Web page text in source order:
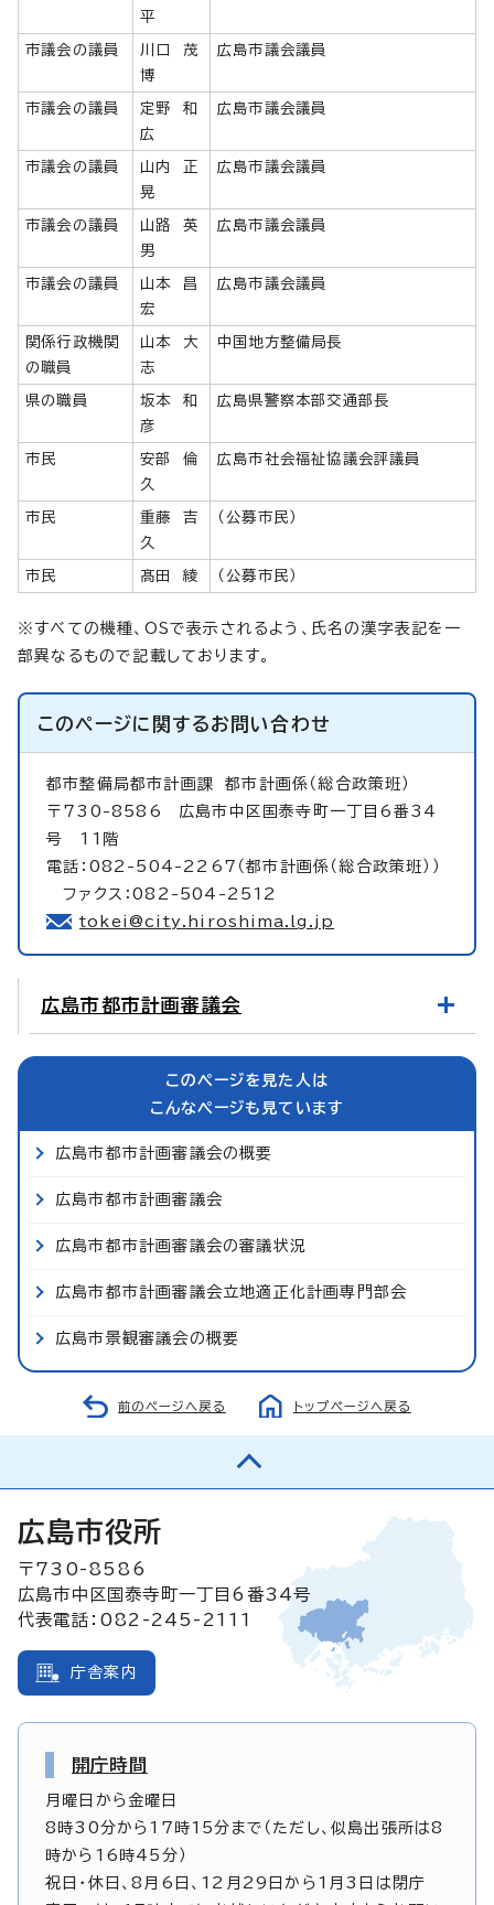
平
市議会の議員
川口 茂
博
広島市議会議員
市議会の議員
定野 和
広
広島市議会議員
市議会の議員
山内 正
晃
広島市議会議員
市議会の議員
山路 英
男
広島市議会議員
市議会の議員
山本 昌
宏
広島市議会議員
関係行政機関
の職員
山本 大
志
中国地方整備局長
県の職員
坂本 和
彦
広島県警察本部交通部長
市民
安部 倫
久
広島市社会福祉協議会評議員
市民
重藤 吉
久
（公募市民）
市民 髙田 綾 （公募市民）
※すべての機種、OSで表示されるよう、氏名の漢字表記を一
部異なるもので記載しております。
このページに関するお問い合わせ
都市整備局都市計画課都市計画係（総合政策班）
〒730-8586 広島市中区国泰寺町一丁目6番34
号 11階
電話：082-504-2267（都市計画係（総合政策班））
ファクス：082-504-2512
tokei@city.hiroshima.lg.jp
広島市都市計画審議会
このページを見た人は
こんなページも見ています
広島市都市計画審議会の概要
広島市都市計画審議会
広島市都市計画審議会の審議状況
広島市都市計画審議会立地適正化計画専門部会
広島市景観審議会の概要
前のページへ戻る トップページへ戻る
広島市役所
〒730-8586
広島市中区国泰寺町一丁目6番34号
代表電話：082-245-2111
庁舎案内
開庁時間
月曜日から金曜日
8時30分から17時15分まで（ただし、似島出張所は8
時から16時45分）
祝日・休日、8月6日、12月29日から1月3日は閉庁